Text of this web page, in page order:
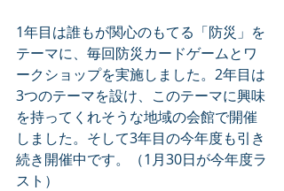
1年目は誰もが関心のもてる「防災」を
テーマに、毎回防災カードゲームとワ
ークショップを実施しました。2年目は
3つのテーマを設け、このテーマに興味
を持ってくれそうな地域の会館で開催
しました。そして3年目の今年度も引き
続き開催中です。（1月30日が今年度ラ
スト）